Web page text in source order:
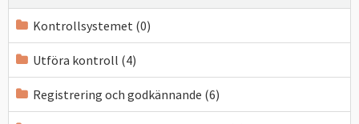
Kontrollsystemet (0)
Utföra kontroll (4)
Registrering och godkännande (6)